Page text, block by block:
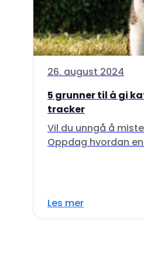
26. august 2024
5 grunner til å gi
tracker
Vil du unngå å
Oppdag hvordan
Les mer